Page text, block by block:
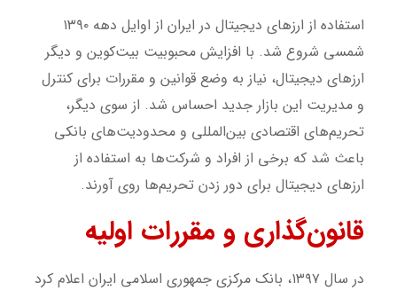
استفاده از ارزهای دیجیتال در ایران از اوایل دهه ۱۳۹۰
شمسی شروع شد. با افزایش محبوبیت بیت‌کوین و دیگر
ارزهای دیجیتال، نیاز به وضع قوانین و مقررات برای کنترل
و مدیریت این بازار جدید احساس شد. از سوی دیگر،
تحریم‌های اقتصادی بین‌المللی و محدودیت‌های بانکی
باعث شد که برخی از افراد و شرکت‌ها به استفاده از
ارزهای دیجیتال برای دور زدن تحریم‌ها روی آورند.
قانون‌گذاری و مقررات اولیه
در سال ۱۳۹۷، بانک مرکزی جمهوری اسلامی ایران اعلام کرد